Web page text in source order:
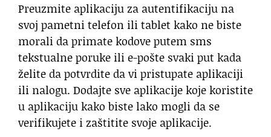
Preuzmite aplikaciju za autentifikaciju na
svoj pametni telefon ili tablet kako ne biste
morali da primate kodove putem sms
tekstualne poruke ili e-pošte svaki put kada
želite da potvrdite da vi pristupate aplikaciji
ili nalogu. Dodajte sve aplikacije koje koristite
u aplikaciju kako biste lako mogli da se
verifikujete i zaštitite svoje aplikacije.